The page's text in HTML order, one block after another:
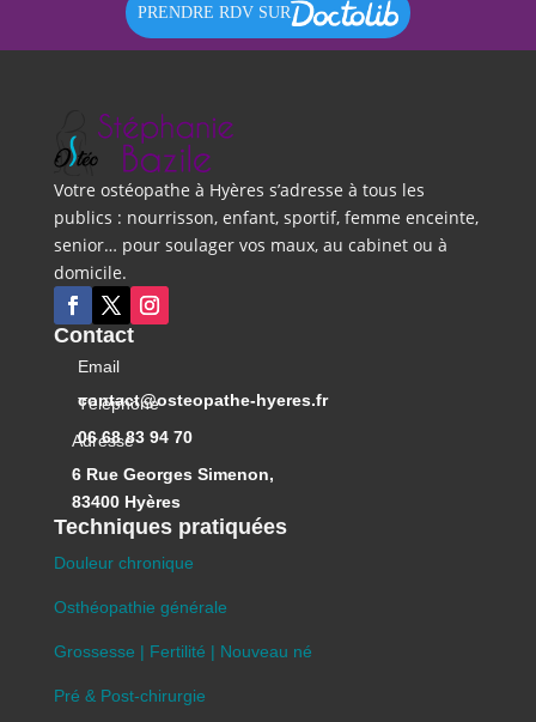
PRENDRE RDV SUR
Votre ostéopathe à Hyères s’adresse à tous les
publics : nourrisson, enfant, sportif, femme enceinte,
senior… pour soulager vos maux, au cabinet ou à
domicile.
Contact
Email
contact@osteopathe-hyeres.fr
Téléphone
06 68 83 94 70
Adresse
6 Rue Georges Simenon,
83400 Hyères
Techniques pratiquées
Douleur chronique
Osthéopathie générale
Grossesse | Fertilité | Nouveau né
Pré & Post-chirurgie